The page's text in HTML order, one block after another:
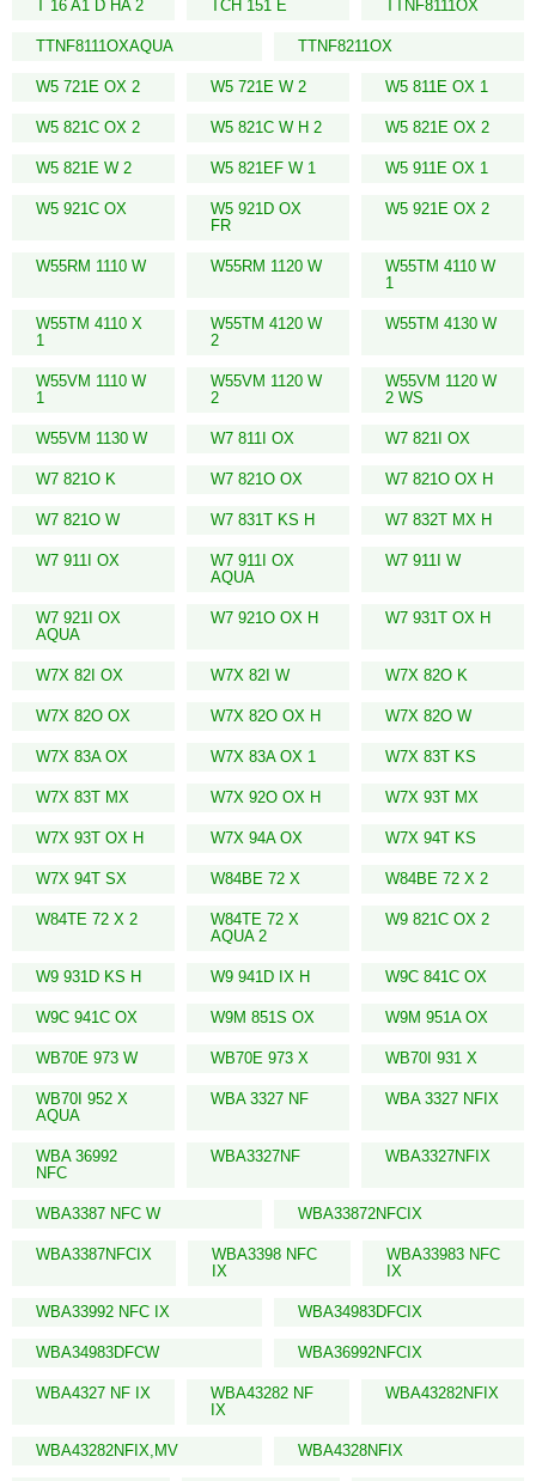
T 16 A1 D HA 2 TCH 151 E TTNF8111OX
TTNF8111OXAQUA TTNF8211OX
W5 721E OX 2 W5 721E W 2 W5 811E OX 1
W5 821C OX 2 W5 821C W H 2 W5 821E OX 2
W5 821E W 2 W5 821EF W 1 W5 911E OX 1
W5 921C OX
W5 921D OX
FR
W5 921E OX 2
W55RM 1110 W W55RM 1120 W
W55TM 4110 W
1
W55TM 4110 X
1
W55TM 4120 W
2
W55TM 4130 W
W55VM 1110 W
1
W55VM 1120 W
2
W55VM 1120 W
2 WS
W55VM 1130 W W7 811I OX W7 821I OX
W7 821O K W7 821O OX W7 821O OX H
W7 821O W W7 831T KS H W7 832T MX H
W7 911I OX
W7 911I OX
AQUA
W7 911I W
W7 921I OX
AQUA
W7 921O OX H W7 931T OX H
W7X 82I OX W7X 82I W W7X 82O K
W7X 82O OX W7X 82O OX H W7X 82O W
W7X 83A OX W7X 83A OX 1 W7X 83T KS
W7X 83T MX W7X 92O OX H W7X 93T MX
W7X 93T OX H W7X 94A OX W7X 94T KS
W7X 94T SX W84BE 72 X W84BE 72 X 2
W84TE 72 X 2
W84TE 72 X
AQUA 2
W9 821C OX 2
W9 931D KS H W9 941D IX H W9C 841C OX
W9C 941C OX W9M 851S OX W9M 951A OX
WB70E 973 W WB70E 973 X WB70I 931 X
WB70I 952 X
AQUA
WBA 3327 NF WBA 3327 NFIX
WBA 36992
NFC
WBA3327NF WBA3327NFIX
WBA3387 NFC W WBA33872NFCIX
WBA3387NFCIX
WBA3398 NFC
IX
WBA33983 NFC
IX
WBA33992 NFC IX WBA34983DFCIX
WBA34983DFCW WBA36992NFCIX
WBA4327 NF IX
WBA43282 NF
IX
WBA43282NFIX
WBA43282NFIX,MV WBA4328NFIX